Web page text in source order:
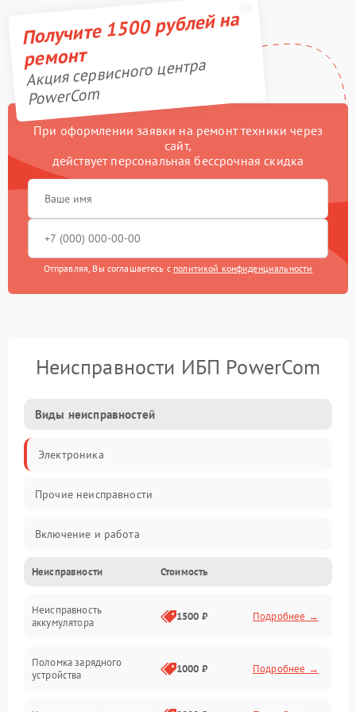
Получите 1500 рублей на
ремонт
Акция сервисного центра
PowerCom
При оформлении заявки на ремонт техники через
сайт,
действует персональная бессрочная скидка
Отправляя, Вы соглашаетесь с политикой конфиденциальности
Неисправности ИБП PowerCom
Виды неисправностей
Электроника
Прочие неисправности
Включение и работа
Работа с нагрузкой
Звук и индикация
Неисправности Стоимость
Неисправность
аккумулятора
1500 ₽ Подробнее →
Поломка зарядного
устройства
1000 ₽ Подробнее →